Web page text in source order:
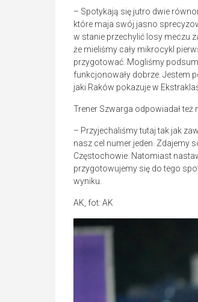
– Spotykają się jutro dwie
które maja swój jasno
w stanie przechylić losy meczu
że mieliśmy cały mikrocykl
przygotować. Mogliśmy
funkcjonowały dobrze. Jestem
jaki Raków pokazuje w
Trener Szwarga odpowiadał też
– Przyjechaliśmy tutaj tak jak
nasz cel numer jeden. Zdajemy
Częstochowie. Natomiast
przygotowujemy się do tego
wyniku.
AK, fot: AK